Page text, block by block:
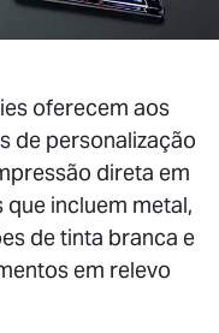
oferecem aos
de personalização
direta em
incluem metal,
de tinta branca e
em relevo